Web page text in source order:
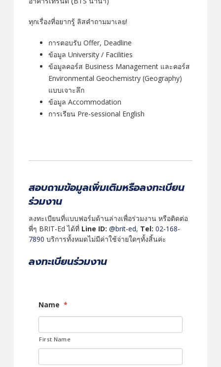
ทุกเรื่องที่อยากรู้ ลิสคำถามมาเลย!
การตอบรับ Offer, Deadline
ข้อมูล University / Facilities
ข้อมูลคอร์ส Business Management และคอร์ส
Environmental Geochemistry (Geography)
แบบเจาะลึก
ข้อมูล Accommodation
การเรียน Pre-sessional English
สอบถามข้อมูลเพิ่มเติมหรือลงทะเบียน
ร่วมงาน
ลงทะเบียนที่แบบฟอร์มด้านล่างเพื่อร่วมงาน หรือติดต่อ
พี่ๆ BRIT-Ed ได้ที่ Line ID: @brit-ed, Tel: 02-168-
7890 บริการทั้งหมดไม่มีค่าใช้จ่ายใดๆทั้งสิ้นค่ะ
ลงทะเบียนร่วมงาน
Name *
First Name